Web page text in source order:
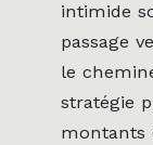
intimide
passage
le
stratégie
montants